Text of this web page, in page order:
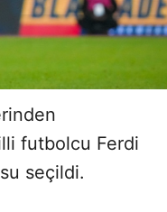
futbolcu Ferdi
seçildi.